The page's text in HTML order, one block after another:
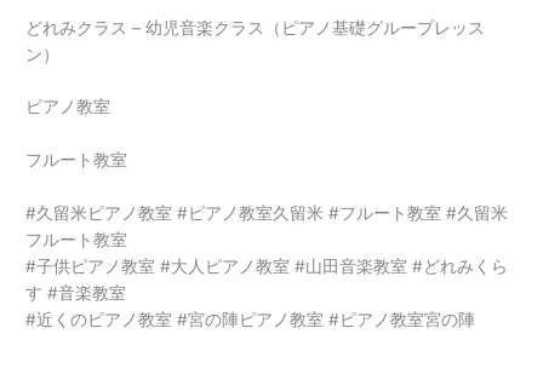
どれみクラス – 幼児音楽クラス（ピアノ基礎グループレッス
ン）
ピアノ教室
フルート教室
#久留米ピアノ教室 #ピアノ教室久留米 #フルート教室 #久留米
フルート教室
#子供ピアノ教室 #大人ピアノ教室 #山田音楽教室 #どれみくら
す #音楽教室
#近くのピアノ教室 #宮の陣ピアノ教室 #ピアノ教室宮の陣